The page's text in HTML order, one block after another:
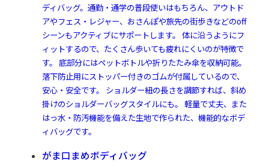
ディバッグ。通勤・通学の普段使いはもちろん、アウトド
アやフェス・レジャー、おさんぽや旅先の街歩きなどのoff
シーンもアクティブにサポートします。 体に沿うようにフ
ィットするので、たくさん歩いても疲れにくいのが特徴で
す。 底部分にはペットボトルや折りたたみ傘を収納可能。
落下防止用にストッパー付きのゴムが付属しているので、
安心・安全です。 ショルダー紐の長さを調節すれば、斜め
掛けのショルダーバッグスタイルにも。 軽量で丈夫、また
はっ水・防汚機能を備えた生地で作られた、機能的なボデ
ィバッグです。
がま口まめボディバッグ